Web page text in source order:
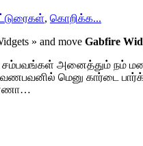
, கொறிக்க...
» and move Gabfire
அனைத்தும் நம்
மெனு கார்டை